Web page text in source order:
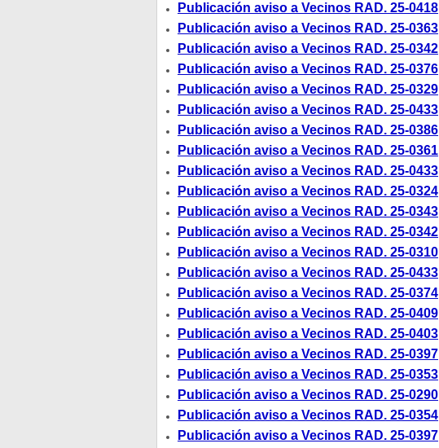
Publicación aviso a Vecinos RAD. 25-0418
Publicación aviso a Vecinos RAD. 25-0363
Publicación aviso a Vecinos RAD. 25-0342
Publicación aviso a Vecinos RAD. 25-0376
Publicación aviso a Vecinos RAD. 25-0329
Publicación aviso a Vecinos RAD. 25-0433
Publicación aviso a Vecinos RAD. 25-0386
Publicación aviso a Vecinos RAD. 25-0361
Publicación aviso a Vecinos RAD. 25-0433
Publicación aviso a Vecinos RAD. 25-0324
Publicación aviso a Vecinos RAD. 25-0343
Publicación aviso a Vecinos RAD. 25-0342
Publicación aviso a Vecinos RAD. 25-0310
Publicación aviso a Vecinos RAD. 25-0433
Publicación aviso a Vecinos RAD. 25-0374
Publicación aviso a Vecinos RAD. 25-0409
Publicación aviso a Vecinos RAD. 25-0403
Publicación aviso a Vecinos RAD. 25-0397
Publicación aviso a Vecinos RAD. 25-0353
Publicación aviso a Vecinos RAD. 25-0290
Publicación aviso a Vecinos RAD. 25-0354
Publicación aviso a Vecinos RAD. 25-0397